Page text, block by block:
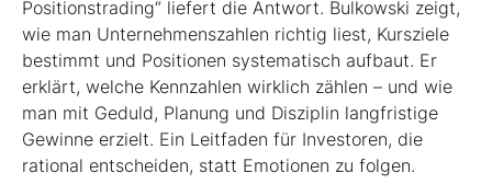
Positionstrading“ liefert die Antwort. Bulkowski zeigt,
wie man Unternehmenszahlen richtig liest, Kursziele
bestimmt und Positionen systematisch aufbaut. Er
erklärt, welche Kennzahlen wirklich zählen – und wie
man mit Geduld, Planung und Disziplin langfristige
Gewinne erzielt. Ein Leitfaden für Investoren, die
rational entscheiden, statt Emotionen zu folgen.